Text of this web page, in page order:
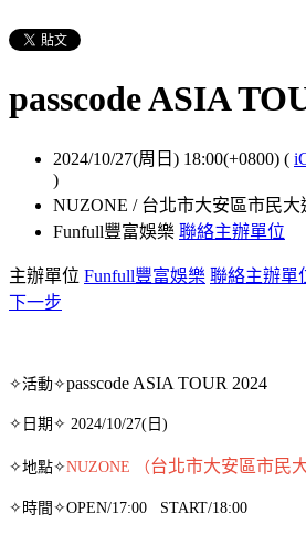
passcode ASIA
2024/10/27(周日) 18:00(+0800) (
)
NUZONE / 台北市大安區市民大
Funfull豐富娛樂 聯絡主辦單位
主辦單位 Funfull豐富娛樂 聯絡主辦單
下一步
✧活動✧passcode ASIA TOUR 2024
✧日期✧ 2024/10/27(日)
✧地點✧NUZONE （台北市大安區市民
✧時間✧OPEN/17:00 START/18:00